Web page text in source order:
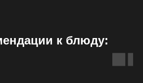
к блюду: